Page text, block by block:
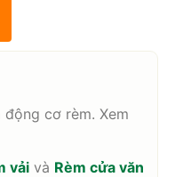
động cơ rèm. Xem
vải và Rèm cửa văn